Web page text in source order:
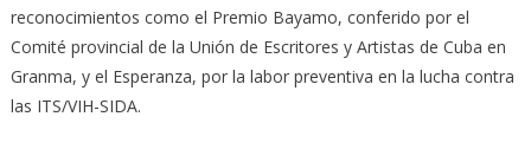
reconocimientos como el Premio Bayamo, conferido por el
Comité provincial de la Unión de Escritores y Artistas de Cuba en
Granma, y el Esperanza, por la labor preventiva en la lucha contra
las ITS/VIH-SIDA.